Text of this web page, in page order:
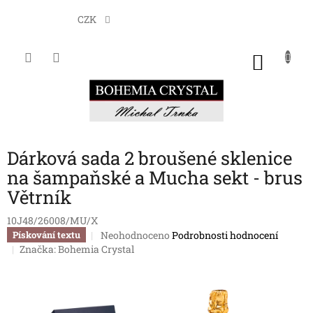
CZK
Dárková sada 2 broušené sklenice
na šampaňské a Mucha sekt - brus
Větrník
10J48/26008/MU/X
Pískování textu
Průměrné
hodnocení
Neohodnoceno Podrobnosti hodnocení
Značka:Bohemia Crystal